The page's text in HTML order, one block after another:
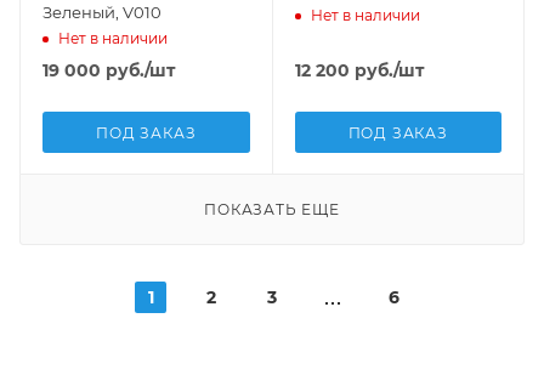
Зеленый, V010
Нет в наличии
19 000 руб./шт
ПОД ЗАКАЗ
Нет в наличии
12 200 руб./шт
ПОД ЗАКАЗ
ПОКАЗАТЬ ЕЩЕ
1 2 3 6